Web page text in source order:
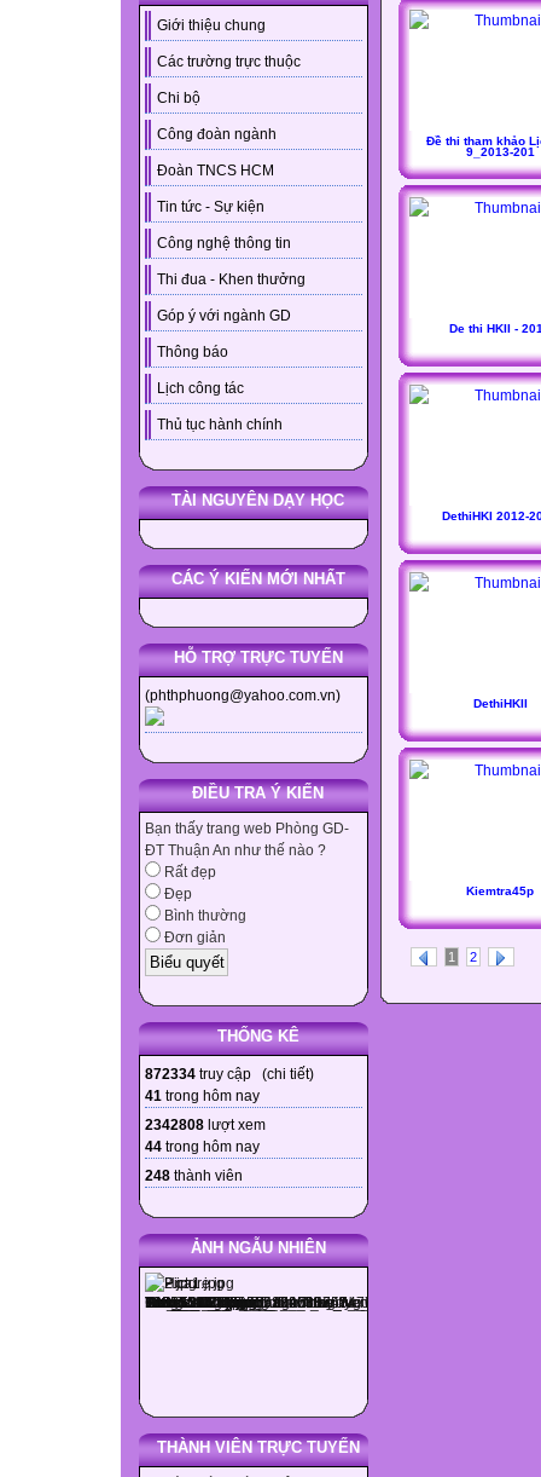
Giới thiệu chung
Các trường trực thuộc
Chi bộ
Công đoàn ngành
Đoàn TNCS HCM
Tin tức - Sự kiện
Công nghệ thông tin
Thi đua - Khen thưởng
Góp ý với ngành GD
Thông báo
Lịch công tác
Thủ tục hành chính
TÀI NGUYÊN DẠY HỌC
CÁC Ý KIẾN MỚI NHẤT
HỖ TRỢ TRỰC TUYẾN
(phthphuong@yahoo.com.vn)
ĐIỀU TRA Ý KIẾN
Bạn thấy trang web Phòng GD-
ĐT Thuận An như thế nào ?
Rất đẹp
Đẹp
Bình thường
Đơn giản
THỐNG KÊ
872334 truy cập (chi tiết)
41 trong hôm nay
2342808 lượt xem
44 trong hôm nay
248 thành viên
ẢNH NGẪU NHIÊN
THÀNH VIÊN TRỰC TUYẾN
Đề thi tham khảo
9_2013-201
De thi HKII -
DethiHKI 2012-
DethiHKII
Kiemtra45p
1 2